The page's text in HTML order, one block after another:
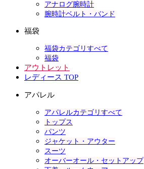
アナログ腕時計
腕時計ベルト・バンド
福袋
福袋カテゴリすべて
福袋
アウトレット
レディース TOP
アパレル
アパレルカテゴリすべて
トップス
パンツ
ジャケット・アウター
スーツ
オーバーオール・セットアップ